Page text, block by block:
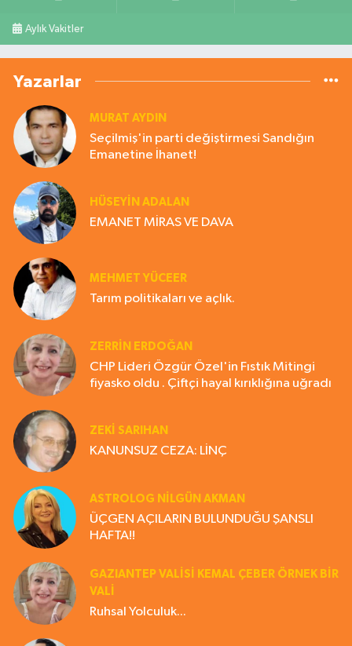
Aylık Vakitler
Yazarlar
MURAT AYDIN
Seçilmiş'in parti değiştirmesi Sandığın
Emanetine İhanet!
HÜSEYIN ADALAN
EMANET MİRAS VE DAVA
MEHMET YÜCEER
Tarım politikaları ve açlık.
ZERRIN ERDOĞAN
CHP Lideri Özgür Özel'in Fıstık Mitingi
fiyasko oldu . Çiftçi hayal kırıklığına uğradı
ZEKI SARIHAN
KANUNSUZ CEZA: LİNÇ
ASTROLOG NILGÜN AKMAN
ÜÇGEN AÇILARIN BULUNDUĞU ŞANSLI
HAFTA!!
GAZIANTEP VALISI KEMAL ÇEBER ÖRNEK BİR
VALİ
Ruhsal Yolculuk...